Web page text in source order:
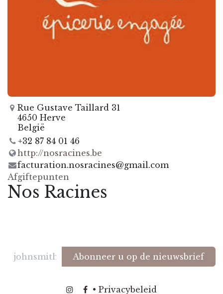
Rue Gustave Taillard 31
4650 Herve
België
+32 87 84 01 46
http://nosracines.be
facturation.nosracines@gmail.com
Afgiftepunten
Nos Racines
Abonneer u op de nieuwsbrief
​• Privacybeleid